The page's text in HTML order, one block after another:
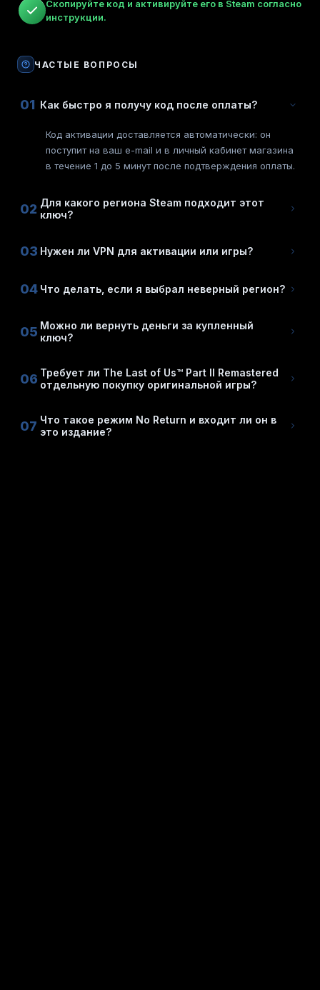
Скопируйте код и активируйте его в Steam согласно
инструкции.
ЧАСТЫЕ ВОПРОСЫ
01 Как быстро я получу код после оплаты?
Код активации доставляется автоматически: он
поступит на ваш e-mail и в личный кабинет магазина
в течение 1 до 5 минут после подтверждения оплаты.
02 Для какого региона Steam подходит этот
ключ?
03 Нужен ли VPN для активации или игры?
04 Что делать, если я выбрал неверный регион?
05 Можно ли вернуть деньги за купленный
ключ?
06 Требует ли The Last of Us™ Part II Remastered
отдельную покупку оригинальной игры?
07 Что такое режим No Return и входит ли он в
это издание?